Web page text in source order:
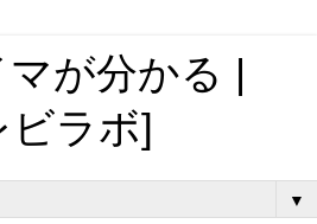
が分かる |
ビラボ]
▼